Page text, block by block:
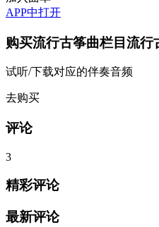
APP中打开
购买流行古筝曲栏目流行
试听/下载对应的伴奏音频
去购买
评论
3
精彩评论
最新评论